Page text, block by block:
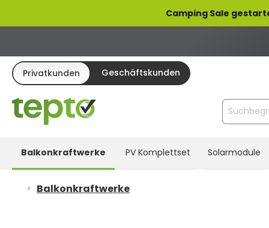
Zur Hauptnavigation springen
Camping Sale
Privatkunden Geschäftskunden
Balkonkraftwerke PV Komplettset Solarmodule
Balkonkraftwerke